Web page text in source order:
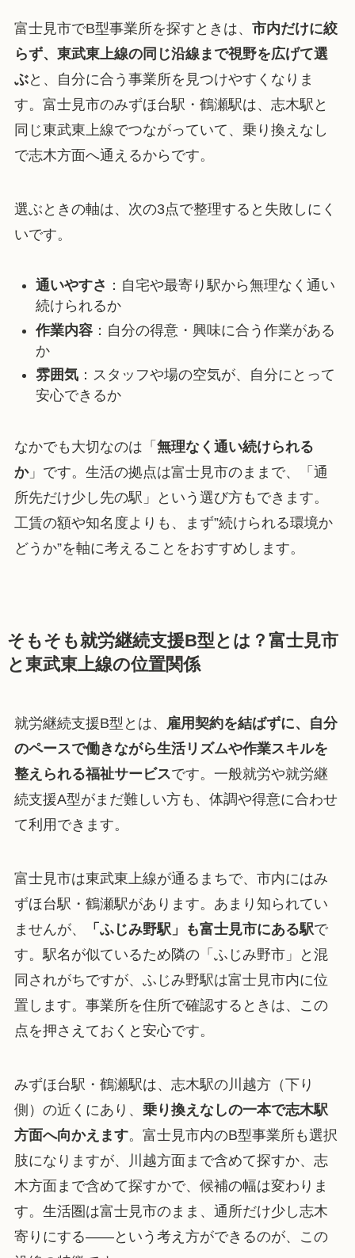
富士見市でB型事業所を探すときは、 市内だけに絞
らず、東武東上線の同じ沿線まで視野を広げて選
ぶと、自分に合う事業所を見つけやすくなりま
す。富士見市のみずほ台駅・鶴瀬駅は、志木駅と
同じ東武東上線でつながっていて、乗り換えなし
で志木方面へ通えるからです。
選ぶときの軸は、次の3点で整理すると失敗しにく
いです。
通いやすさ ：自宅や最寄り駅から無理なく通い
続けられるか
作業内容：自分の得意・興味に合う作業がある
か
雰囲気：スタッフや場の空気が、自分にとって
安心できるか
なかでも大切なのは「 無理なく通い続けられる
か」です。生活の拠点は富士見市のままで、「通
所先だけ少し先の駅」という選び方もできます。
工賃の額や知名度よりも、まず”続けられる環境か
どうか”を軸に考えることをおすすめします。
そもそも就労継続支援B型とは？富士見市
と東武東上線の位置関係
就労継続支援B型とは、 雇用契約を結ばずに、自分
のペースで働きながら生活リズムや作業スキルを
整えられる福祉サービスです。一般就労や就労継
続支援A型がまだ難しい方も、体調や得意に合わせ
て利用できます。
富士見市は東武東上線が通るまちで、市内にはみ
ずほ台駅・鶴瀬駅があります。あまり知られてい
ませんが、
「ふじみ野駅」も富士見市にある駅で
す。駅名が似ているため隣の「ふじみ野市」と混
同されがちですが、ふじみ野駅は富士見市内に位
置します。事業所を住所で確認するときは、この
点を押さえておくと安心です。
みずほ台駅・鶴瀬駅は、志木駅の川越方（下り
側）の近くにあり、 乗り換えなしの一本で志木駅
方面へ向かえます。富士見市内のB型事業所も選択
肢になりますが、川越方面まで含めて探すか、志
木方面まで含めて探すかで、候補の幅は変わりま
す。生活圏は富士見市のまま、通所だけ少し志木
寄りにする——という考え方ができるのが、この